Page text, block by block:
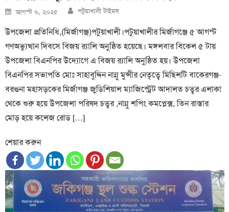
Posted
on
আগস্ট ৬, ২০২৫ Author
পটুয়াখালী টাইমস
উপজেলা প্রতিনিধি,(মির্জাগঞ্জ)পটুয়াখালী।পটুয়াখালীর মির্জাগঞ্জে ৫ আগস্ট
গণঅভ্যুত্থান দিবসে বিজয় র‍্যালি অনুষ্ঠিত হয়েছে। মঙ্গলবার বিকেল ৫ টায়
উপজেলা বিএনপির উদ্যোগে এ বিজয় র‍্যালি অনুষ্ঠিত হয়। উপজেলা
বিএনপির সভাপতি মোঃ সাহাবুদ্দিন নান্নু মুন্সীর নেতৃত্বে মিছিলটি বাকেরগঞ্জ-
বরগুনা মহাসড়কের মির্জাগঞ্জ জুডিশিয়াল ম্যাজিস্ট্রেট আদালত চত্বর এলাকা
থেকে শুরু হয়ে উপজেলা পরিষদ চত্বর ,নান্নু শপিং কমপ্লেক্স, তিন রাস্তার
মোড় হয়ে কলেজ রোড […]
শেয়ার করুন